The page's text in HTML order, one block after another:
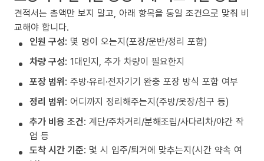
견적서는 총액만 보지 말고, 아래 항목을 동일 조건으로 맞춰 비
교해야 합니다.
인원 구성: 몇 명이 오는지(포장/운반/정리 포함)
차량 구성: 1대인지, 추가 차량이 필요한지
포장 범위: 주방·유리·전자기기 완충 포장 방식 포함 여부
정리 범위: 어디까지 정리해주는지(주방/옷장/침구 등)
추가 비용 조건: 계단/주차거리/분해조립/사다리차/야간 작
업 등
도착 시간 기준: 몇 시 입주/퇴거에 맞추는지(시간 약속 여